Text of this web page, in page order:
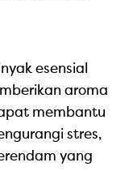
esensial
aroma
membantu
stres,
yang